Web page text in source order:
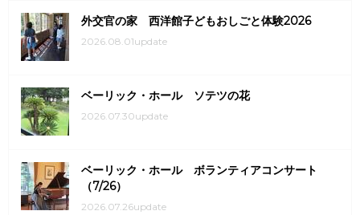
外交官の家 西洋館子どもおしごと体験2026
2026.08.01update
ベーリック・ホール ソテツの花
2026.07.30update
ベーリック・ホール ボランティアコンサート
（7/26）
2026.07.26update